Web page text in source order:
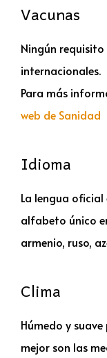
Vacunas
Ningún
internacionales.
Para más
web de Sanidad
Idioma
La lengua
alfabeto único
armenio, ruso,
Clima
Húmedo y
mejor son las